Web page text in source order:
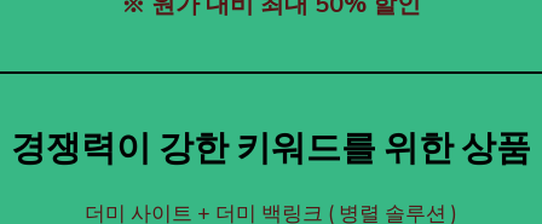
경쟁력이 강한 키워드를 위한 상품
더미 사이트 + 더미 백링크 ( 병렬 솔루션 )